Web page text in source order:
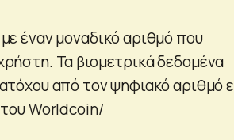
έναν μοναδικό αριθμό που
Τα βιομετρικά δεδομένα
από τον ψηφιακό αριθμό
του Worldcoin/